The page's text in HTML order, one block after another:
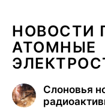
НОВОСТИ
АТОМНЫЕ
Слоновья